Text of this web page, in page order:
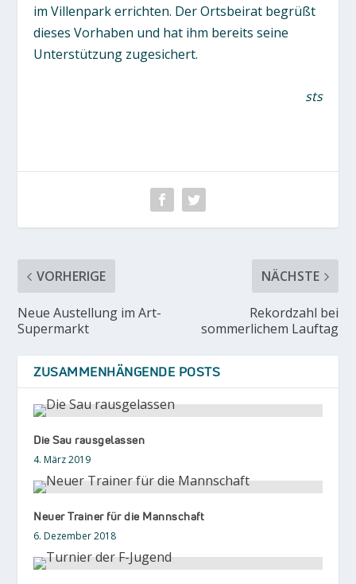
im Villenpark errichten. Der Ortsbeirat begrüßt
dieses Vorhaben und hat ihm bereits seine
Unterstützung zugesichert.
sts
VORHERIGE
Neue Austellung im Art-
Supermarkt
NÄCHSTE
Rekordzahl bei
sommerlichem Lauftag
ZUSAMMENHÄNGENDE POSTS
Die Sau rausgelassen
4. März 2019
Neuer Trainer für die Mannschaft
6. Dezember 2018